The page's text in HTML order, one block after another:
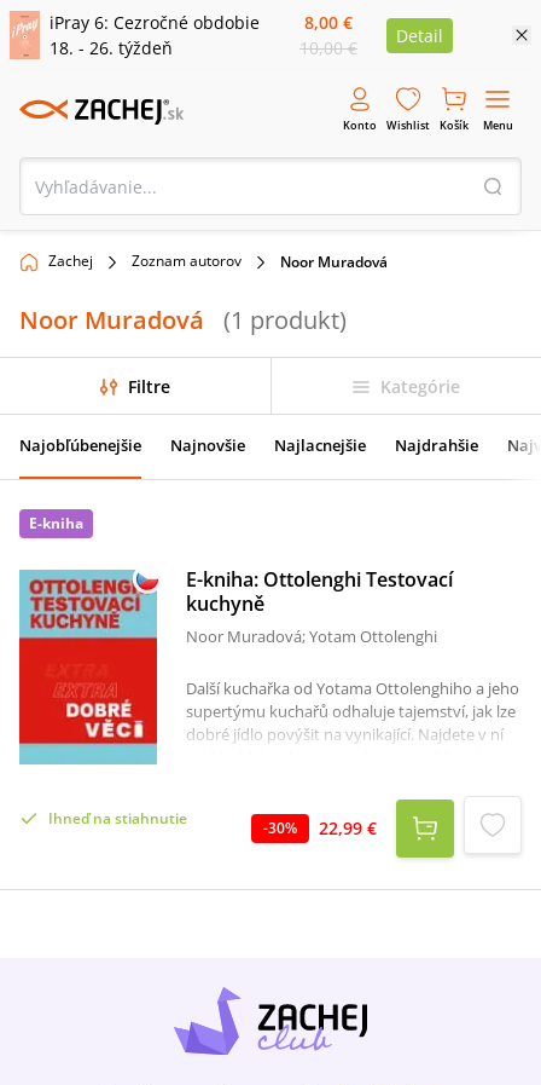
iPray 6: Cezročné obdobie
18. - 26. týždeň
8,00 €
10,00 €
Detail
Konto Wishlist Košík Menu
Zachej Zoznam autorov Noor Muradová
Noor Muradová (1 produkt)
Filtre Kategórie
Najobľúbenejšie Najnovšie Najlacnejšie Najdrahšie
E-kniha
E-kniha: Ottolenghi Testovací
kuchyně
Noor Muradová; Yotam Ottolenghi
Další kuchařka od Yotama Ottolenghiho a jeho
supertýmu kuchařů odhaluje tajemství, jak lze
dobré jídlo povýšit na vynikající. Najdete v ní
omáčkou, dresinkem, salsou, marinádou,
křupavou posypkou…A vše můžete používat k
mnoha dalším pokrmům. Na konci knihy
milovaná spíž jsme vás pobízeli, abyste
která s ní dokonale souzní: zaměřuje se na
naplňování poliček a chladniček podle přání
vašeho srdce. Doufáme, že při tom zároveň
vzniknou samé extra dobré věci - pesto z
Ihneď na stiahnutie -30% 22,99 €